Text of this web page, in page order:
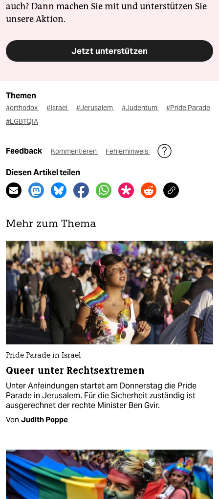
auch? Dann machen Sie mit und unterstützen Sie
unsere Aktion.
Jetzt unterstützen
Themen
#orthodox #Israel #Jerusalem #Judentum
#Pride Parade
#LGBTQIA
Feedback Kommentieren Fehlerhinweis
Diesen Artikel teilen
Mehr zum Thema
Pride Parade in Israel
Queer unter Rechtsextremen
Unter Anfeindungen startet am Donnerstag die Pride
Parade in Jerusalem. Für die Sicherheit zuständig ist
ausgerechnet der rechte Minister Ben Gvir.
Von Judith Poppe